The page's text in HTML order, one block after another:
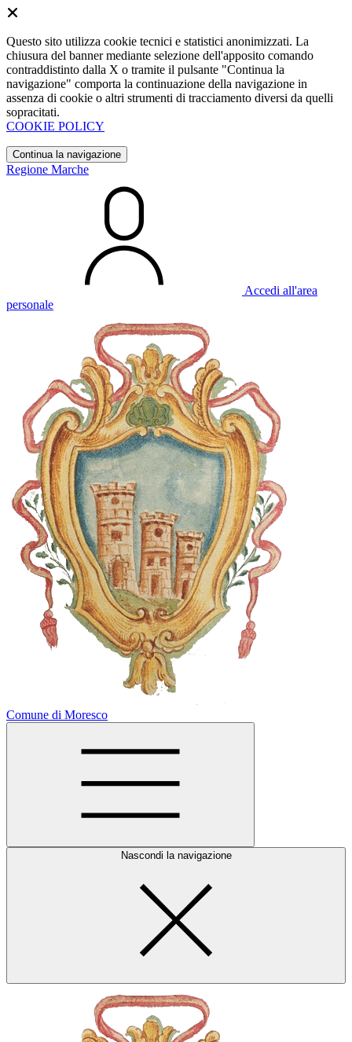
Questo sito utilizza cookie tecnici e statistici anonimizzati. La
chiusura del banner mediante selezione dell'apposito comando
contraddistinto dalla X o tramite il pulsante "Continua la
navigazione" comporta la continuazione della navigazione in
assenza di cookie o altri strumenti di tracciamento diversi da quelli
sopracitati.
COOKIE POLICY
Continua la navigazione
Regione Marche
Accedi all'area
personale
Comune di Moresco
Nascondi la navigazione